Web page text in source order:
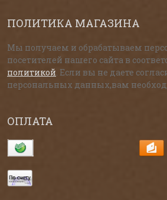
ПОЛИТИКА МАГАЗИНА
Мы получаем и обрабатываем
посетителей нашего сайта в
политикой . Если вы не даете
персональных данных,вам
ОПЛАТА